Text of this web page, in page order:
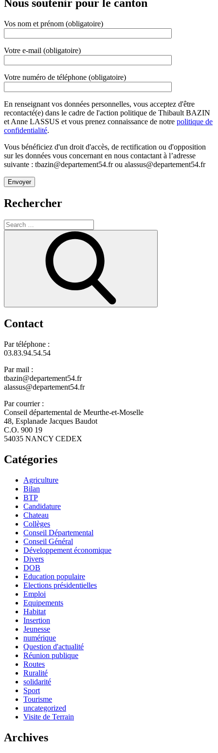
Nous soutenir pour le canton
Vos nom et prénom (obligatoire)
Votre e-mail (obligatoire)
Votre numéro de téléphone (obligatoire)
En renseignant vos données personnelles, vous acceptez d'être
recontacté(e) dans le cadre de l'action politique de Thibault BAZIN
et Anne LASSUS et vous prenez connaissance de notre politique de
confidentialité.
Vous bénéficiez d'un droit d'accès, de rectification ou d'opposition
sur les données vous concernant en nous contactant à l’adresse
suivante : tbazin@departement54.fr ou alassus@departement54.fr
Rechercher
Search
for:
Contact
Par téléphone :
03.83.94.54.54
Par mail :
tbazin@departement54.fr
alassus@departement54.fr
Par courrier :
Conseil départemental de Meurthe-et-Moselle
48, Esplanade Jacques Baudot
C.O. 900 19
54035 NANCY CEDEX
Catégories
Agriculture
Bilan
BTP
Candidature
Chateau
Collèges
Conseil Départemental
Conseil Général
Développement économique
Divers
DOB
Education populaire
Elections présidentielles
Emploi
Equipements
Habitat
Insertion
Jeunesse
numérique
Question d'actualité
Réunion publique
Routes
Ruralité
solidarité
Sport
Tourisme
uncategorized
Visite de Terrain
Archives